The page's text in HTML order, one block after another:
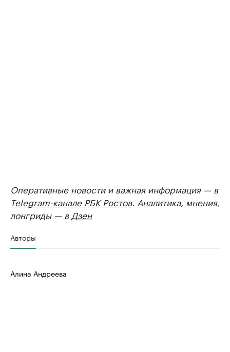
Оперативные новости и важная информация — в
Telegram-канале РБК Ростов. Аналитика, мнения,
лонгриды — в Дзен
Авторы
Алина Андреева